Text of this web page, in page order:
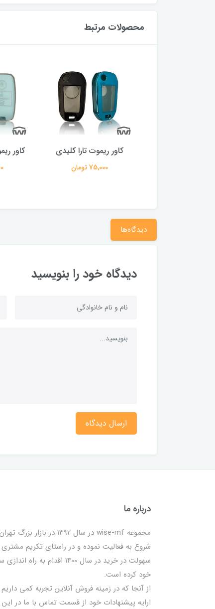
محصولات مرتبط
کاور ریموت تارا کلیدی
75,000 تومان
کاور
دیدگاه‌ها
دیدگاه خود را بنویسید
ارسال دیدگاه
درباره ما
مجموعه wise-mf در سال 1392 در بازار بزرگ تهران
شروع به فعالیت نموده و در راستای تکریم
سهولت در خرید در سال 1400 اقدام به راه
خود کرده است.
از آنجا که در زمینه فروش آنلاین تجربه کمی داریم
ارایه پیشنهادات خود از قسمت تماس با ما در